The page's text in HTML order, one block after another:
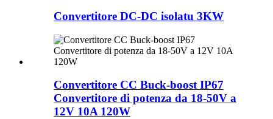
Convertitore DC-DC isolatu 3KW
Convertitore CC Buck-boost IP67
Convertitore di potenza da 18-50V a
12V 10A 120W